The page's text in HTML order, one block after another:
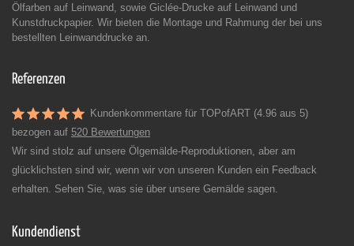
Ölfarben auf Leinwand, sowie Giclée-Drucke auf Leinwand und
Kunstdruckpapier. Wir bieten die Montage und Rahmung der bei uns
bestellten Leinwanddrucke an.
Referenzen
Kundenkommentare für TOPofART (4.96 aus 5)
bezogen auf 520 Bewertungen
Wir sind stolz auf unsere Ölgemälde-Reproduktionen, aber am
glücklichsten sind wir, wenn wir von unseren Kunden ein Feedback
erhalten. Sehen Sie, was sie über unsere Gemälde sagen.
Kundendienst